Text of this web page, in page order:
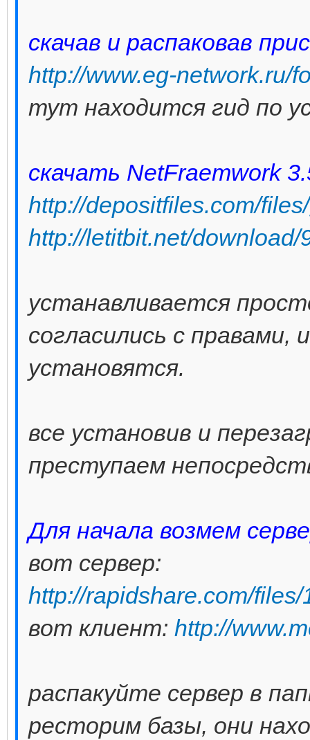
скачав и распаковав
http://www.eg-network.ru/
тут находится гид по
скачать NetFraemwork
http://depositfiles.com/
http://letitbit.net/
устанавливается
согласились с
установятся.
все установив и
преступаем
Для начала возмем
вот сервер:
http://rapidshare.com/
вот клиент: http://
распакуйте сервер в
ресторим базы, они